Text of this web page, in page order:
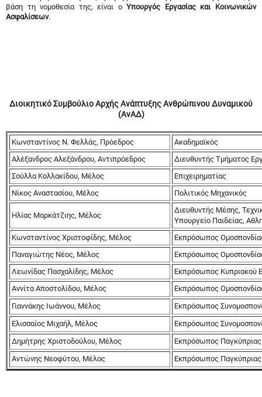
βάση τη νομοθεσία της, είναι οΥπουργός Εργασίας και Κοινωνικών
Ασφαλίσεων.
Διοικητικό Συμβούλιο Αρχής Ανάπτυξης Ανθρώπινου Δυναμικού
(ΑνΑΔ)
Κωνσταντίνος N. Φελλάς, Πρόεδρος
Ακαδημαϊκός
Αλέξανδρος Αλεξάνδρου, Αντιπρόεδρος
Διευθυντής Τμήματος
Σούλλα Κολλακίδου, Μέλος
Επιχειρηματίας
Νίκος Αναστασίου, Μέλος
Πολιτικός Μηχανικός
Ηλίας Μαρκάτζιης, Μέλος
Διευθυντής Μέσης,
Υπουργείο Παιδείας,
Κωνσταντίνος Χριστοφίδης, Μέλος
Εκπρόσωπος
Παναγιώτης Νέος, Μέλος
Εκπρόσωπος
Λεωνίδας Πασχαλίδης, Μέλος
Εκπρόσωπος Κυπριακού
Αννίτα Αποστολίδου, Μέλος
Εκπρόσωπος
Γιαννάκης Ιωάννου, Μέλος
Εκπρόσωπος
Ελισσαίος Μιχαήλ, Μέλος
Εκπρόσωπος
Δημήτρης Χριστοδούλου, Μέλος
Εκπρόσωπος Παγκύπριας
Αντώνης Νεοφύτου, Μέλος
Εκπρόσωπος Παγκύπριας